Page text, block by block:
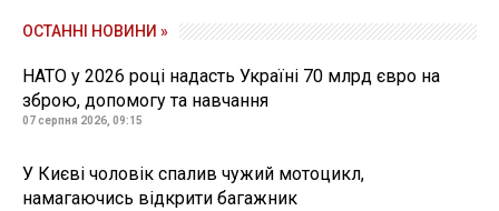
ОСТАННІ НОВИНИ »
НАТО у 2026 році надасть Україні 70 млрд євро на
зброю, допомогу та навчання
07 серпня 2026, 09:15
У Києві чоловік спалив чужий мотоцикл,
намагаючись відкрити багажник